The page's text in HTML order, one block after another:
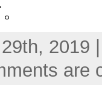
2019
are